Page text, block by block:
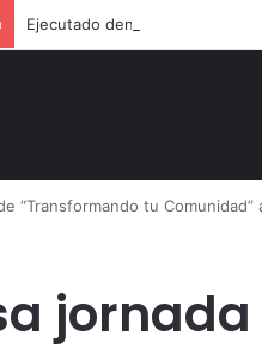
Ejecutado dentro de un local
“Transformando tu Comunidad”